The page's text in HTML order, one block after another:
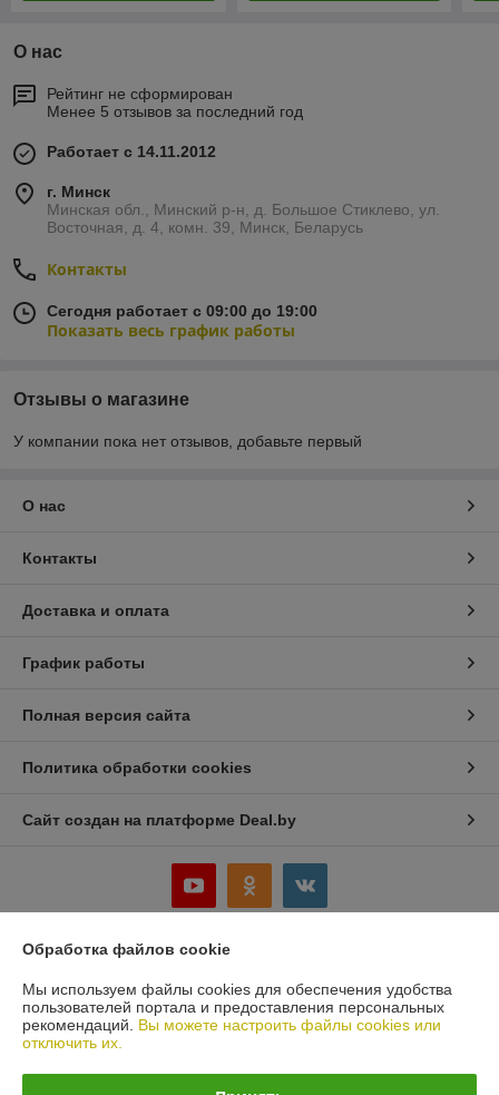
О нас
Рейтинг не сформирован
Менее 5 отзывов за последний год
Работает с 14.11.2012
г. Минск
Минская обл., Минский р-н, д. Большое Стиклево, ул.
Восточная, д. 4, комн. 39, Минск, Беларусь
Контакты
Сегодня работает с 09:00 до 19:00
Показать весь график работы
Отзывы о магазине
У компании пока нет отзывов, добавьте первый
О нас
Контакты
Доставка и оплата
График работы
Полная версия сайта
Политика обработки cookies
Сайт создан на платформе Deal.by
Юридическое лицо:ООО «Белбеаринг»
220047, Республика Беларусь, Минская обл., Минский р-н, д. Большое
Стиклево, ул. Восточная, д.4, к.5
Регистрационный номер ЕГР: 691435521
Обработка файлов cookie
Мы используем файлы cookies для обеспечения удобства
пользователей портала и предоставления персональных
рекомендаций. Вы можете настроить файлы cookies или
отключить их.